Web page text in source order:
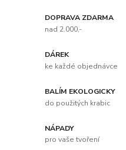
DOPRAVA ZDARMA
nad 2.000,-
DÁREK
ke každé objednávce
BALÍM EKOLOGICKY
do použitých krabic
NÁPADY
pro vaše tvoření